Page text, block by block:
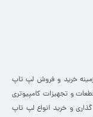
83 فعالیت خود را در زمینه خرید و فروش لپ تاپ
و تجهیزات کامپیوتری
و خرید انواع لپ تاپ